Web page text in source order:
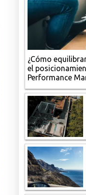
¿Cómo
el
Performance